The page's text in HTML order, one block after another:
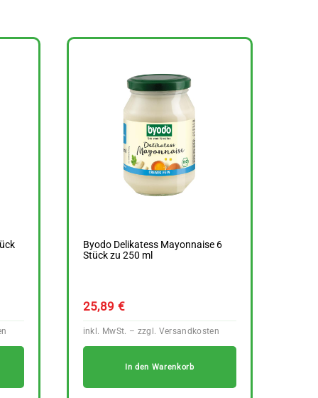
Byodo Delikatess Mayonnaise 6
Stück zu 250 ml
25,89 €
In den Warenkorb